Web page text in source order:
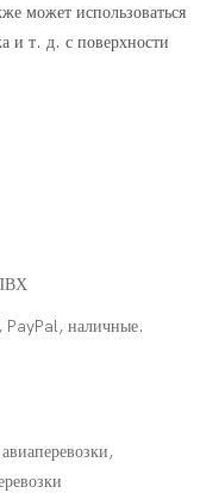
может использоваться
и т. д. с поверхности
PayPal, наличные.